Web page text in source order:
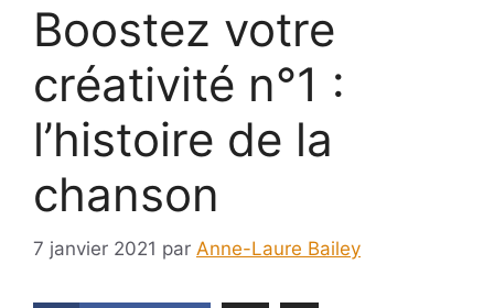
Boostez votre
créativité n°1 :
l’histoire de la
chanson
7 janvier 2021 par Anne-Laure Bailey